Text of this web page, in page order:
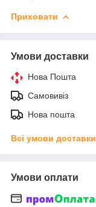
Приховати
Умови доставки
Нова Пошта
Самовивіз
Нова пошта
Всі умови доставки
Умови оплати